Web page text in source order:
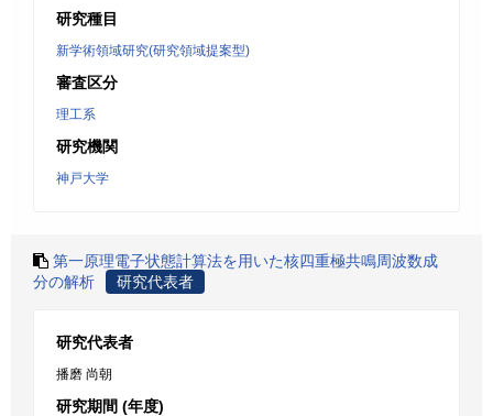
研究種目
新学術領域研究(研究領域提案型)
審査区分
理工系
研究機関
神戸大学
第一原理電子状態計算法を用いた核四重極共鳴周波数成
分の解析
研究代表者
研究代表者
播磨 尚朝
研究期間 (年度)